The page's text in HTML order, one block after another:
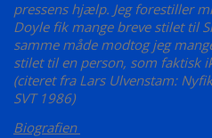
pressens hjælp. Jeg forestiller
Doyle fik mange breve stilet til
samme måde modtog jeg
stilet til en person, som faktisk
(citeret fra Lars Ulvenstam:
SVT 1986)
Biografien